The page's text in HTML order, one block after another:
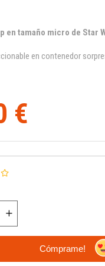
en tamaño micro de Star
en contenedor
€
Cómprame!